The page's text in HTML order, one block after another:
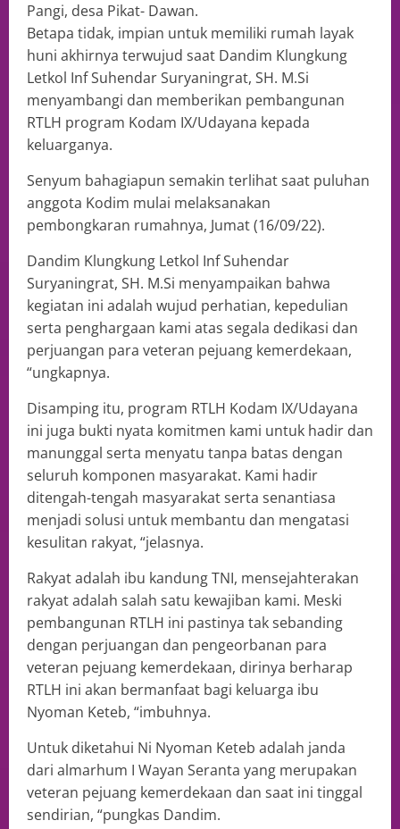
Pangi, desa Pikat- Dawan.
Betapa tidak, impian untuk memiliki rumah layak
huni akhirnya terwujud saat Dandim Klungkung
Letkol Inf Suhendar Suryaningrat, SH. M.Si
menyambangi dan memberikan pembangunan
RTLH program Kodam IX/Udayana kepada
keluarganya.
Senyum bahagiapun semakin terlihat saat puluhan
anggota Kodim mulai melaksanakan
pembongkaran rumahnya, Jumat (16/09/22).
Dandim Klungkung Letkol Inf Suhendar
Suryaningrat, SH. M.Si menyampaikan bahwa
kegiatan ini adalah wujud perhatian, kepedulian
serta penghargaan kami atas segala dedikasi dan
perjuangan para veteran pejuang kemerdekaan,
“ungkapnya.
Disamping itu, program RTLH Kodam IX/Udayana
ini juga bukti nyata komitmen kami untuk hadir dan
manunggal serta menyatu tanpa batas dengan
seluruh komponen masyarakat. Kami hadir
ditengah-tengah masyarakat serta senantiasa
menjadi solusi untuk membantu dan mengatasi
kesulitan rakyat, “jelasnya.
Rakyat adalah ibu kandung TNI, mensejahterakan
rakyat adalah salah satu kewajiban kami. Meski
pembangunan RTLH ini pastinya tak sebanding
dengan perjuangan dan pengeorbanan para
veteran pejuang kemerdekaan, dirinya berharap
RTLH ini akan bermanfaat bagi keluarga ibu
Nyoman Keteb, “imbuhnya.
Untuk diketahui Ni Nyoman Keteb adalah janda
dari almarhum I Wayan Seranta yang merupakan
veteran pejuang kemerdekaan dan saat ini tinggal
sendirian, “pungkas Dandim.